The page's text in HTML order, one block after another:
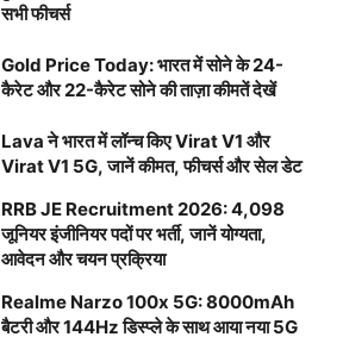
सभी फीचर्स
Gold Price Today: भारत में सोने के 24-
कैरेट और 22-कैरेट सोने की ताज़ा कीमतें देखें
Lava ने भारत में लॉन्च किए Virat V1 और
Virat V1 5G, जानें कीमत, फीचर्स और सेल डेट
RRB JE Recruitment 2026: 4,098
जूनियर इंजीनियर पदों पर भर्ती, जानें योग्यता,
आवेदन और चयन प्रक्रिया
Realme Narzo 100x 5G: 8000mAh
बैटरी और 144Hz डिस्प्ले के साथ आया नया 5G